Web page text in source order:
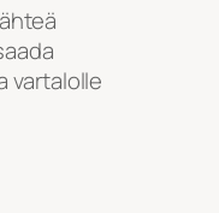
vartalolle